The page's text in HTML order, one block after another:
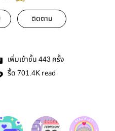
ติดตาม
เพิ่มเข้าชั้น 443 ครั้ง
รี้ด 701.4K read